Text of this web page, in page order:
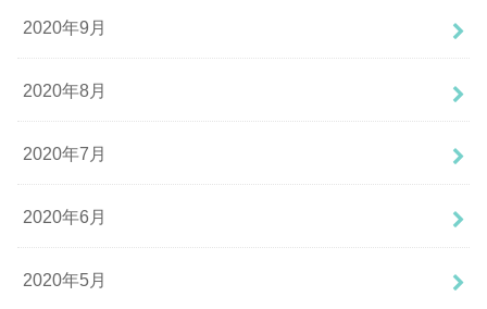
2020年9月
2020年8月
2020年7月
2020年6月
2020年5月